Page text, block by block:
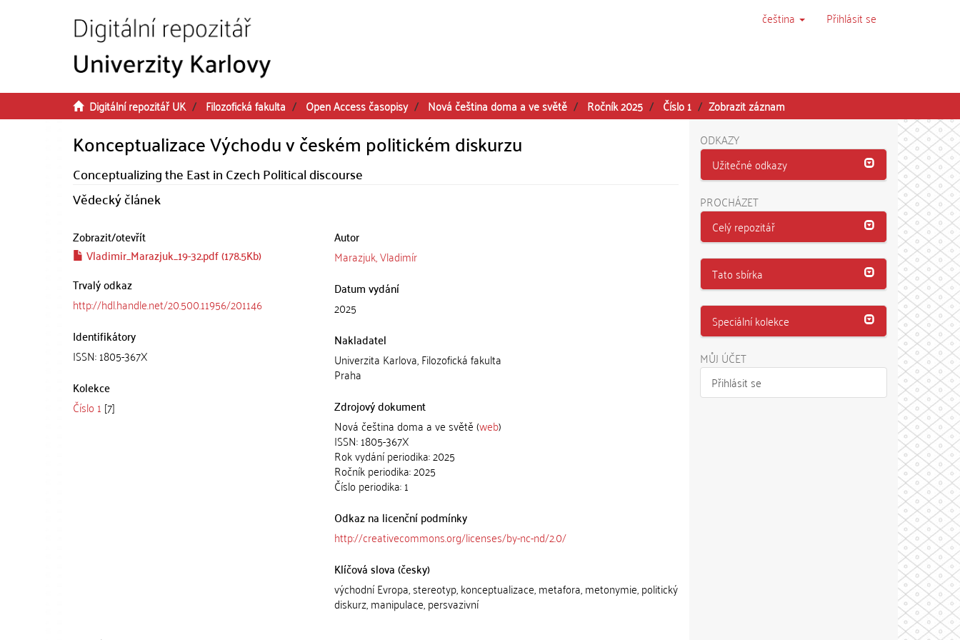
čeština Přihlásit se
Digitální repozitář UK Filozofická fakulta Open Access časopisy Nová čeština doma a ve světě Ročník 2025 Číslo 1 Zobrazit záznam
Konceptualizace Východu v českém politickém diskurzu
Conceptualizing the East in Czech Political discourse
Vědecký článek
Zobrazit/otevřít
Vladimir_Marazjuk_19-32.pdf (178.5Kb)
Trvalý odkaz
http://hdl.handle.net/20.500.11956/201146
Identifikátory
ISSN: 1805-367X
Kolekce
Číslo 1 [7]
Autor
Marazjuk, Vladimír
Datum vydání
2025
Nakladatel
Univerzita Karlova, Filozofická fakulta
Praha
Zdrojový dokument
Nová čeština doma a ve světě (web)
ISSN: 1805-367X
Rok vydání periodika: 2025
Ročník periodika: 2025
Číslo periodika: 1
Odkaz na licenční podmínky
http://creativecommons.org/licenses/by-nc-nd/2.0/
Klíčová slova (česky)
východní Evropa, stereotyp, konceptualizace, metafora, metonymie, politický
diskurz, manipulace, persvazivní
ODKAZY
Užitečné odkazy
PROCHÁZET
Celý repozitář
Tato sbírka
Speciální kolekce
MŮJ ÚČET
Přihlásit se